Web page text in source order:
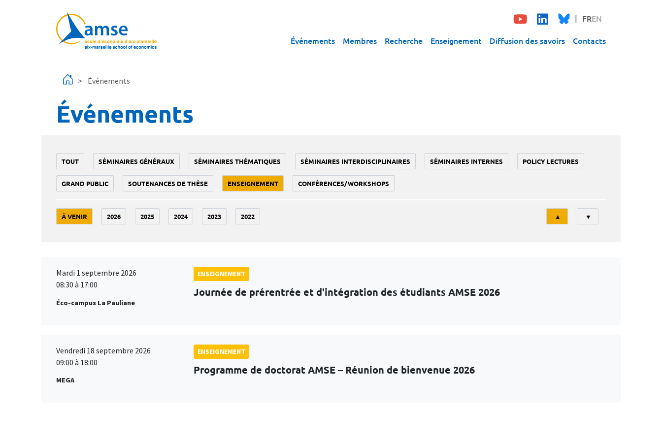
FREN
Événements Membres Recherche Enseignement Diffusion des savoirs Contacts
Événements
Événements
TOUT SÉMINAIRES GÉNÉRAUX SÉMINAIRES THÉMATIQUES SÉMINAIRES INTERDISCIPLINAIRES SÉMINAIRES INTERNES POLICY LECTURES
GRAND PUBLIC SOUTENANCES DE THÈSE ENSEIGNEMENT CONFÉRENCES/WORKSHOPS
À VENIR 2026 2025 2024 2023 2022
Tri
▲ ▼
Mardi 1 septembre 2026
08:30 à 17:00
Éco-campus La Pauliane
ENSEIGNEMENT
Journée de prérentrée et d'intégration des étudiants AMSE 2026
Vendredi 18 septembre 2026
09:00 à 18:00
MEGA
ENSEIGNEMENT
Programme de doctorat AMSE – Réunion de bienvenue 2026